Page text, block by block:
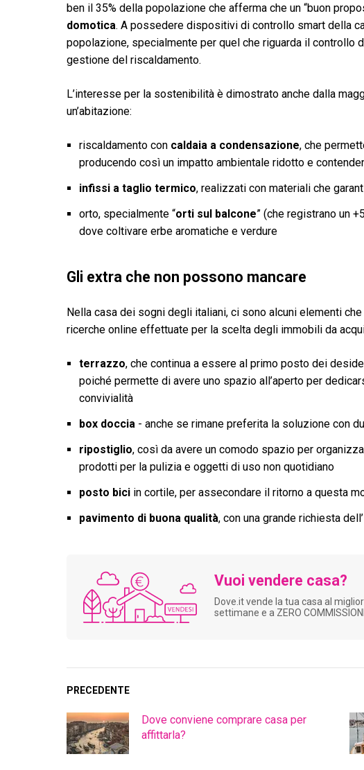
ben il 35% della popolazione che afferma che un “buon
domotica. A possedere dispositivi di controllo smart della
popolazione, specialmente per quel che riguarda il controllo
gestione del riscaldamento.
L’interesse per la sostenibilità è dimostrato anche dalla
un’abitazione:
riscaldamento con caldaia a condensazione, che
producendo così un impatto ambientale ridotto e
infissi a taglio termico, realizzati con materiali che
orto, specialmente “orti sul balcone” (che registrano un
dove coltivare erbe aromatiche e verdure
Gli extra che non possono mancare
Nella casa dei sogni degli italiani, ci sono alcuni elementi
ricerche online effettuate per la scelta degli immobili da
terrazzo, che continua a essere al primo posto dei
poiché permette di avere uno spazio all’aperto per
convivialità
box doccia- anche se rimane preferita la soluzione con
ripostiglio, così da avere un comodo spazio per
prodotti per la pulizia e oggetti di uso non quotidiano
posto biciin cortile, per assecondare il ritorno a questa
pavimento di buona qualità, con una grande richiesta
Vuoi vendere casa?
Dove.it vende la tua casa al
settimane e a ZERO COMMISSIONI
PRECEDENTE
Dove conviene comprare casa per
affittarla?